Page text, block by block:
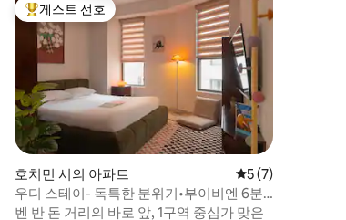
상위 게스트 선호
게스트 선호
호치민 시의 아파트 평점 5점(5점 만점
5 (7)
우디 스테이- 독특한 분위기•부이비엔 6분,
D1 중심부
벤 반 돈 거리의 바로 앞, 1구역 중심가 맞은